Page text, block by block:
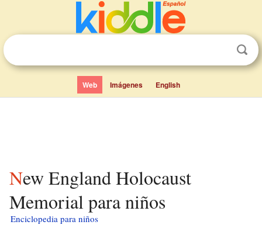
Web Imágenes English
New England Holocaust
Memorial para niños
Enciclopedia para niños